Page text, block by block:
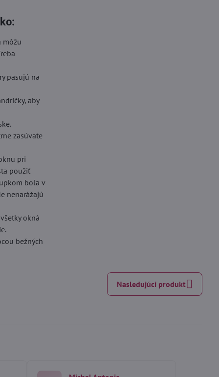
môžu
pasujú na
aby
zasúvate
pri
použiť
bola v
nenarážajú
okná
bežných
Nasledujúci produkt